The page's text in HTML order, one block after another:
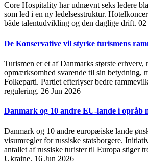
Core Hospitality har udnævnt seks ledere
som led i en ny ledelsesstruktur.
både talentudvikling og den daglige drift. 02
De Konservative vil styrke turismens
Turismen er et af Danmarks største
opmærksomhed svarende til sin betydning,
Folkeparti. Partiet efterlyser bedre
regulering. 26 Jun 2026
Danmark og 10 andre EU-lande i opråb
Danmark og 10 andre europæiske lande
visumregler for russiske statsborgere.
antallet af russiske turister til Europa stiger
Ukraine. 16 Jun 2026